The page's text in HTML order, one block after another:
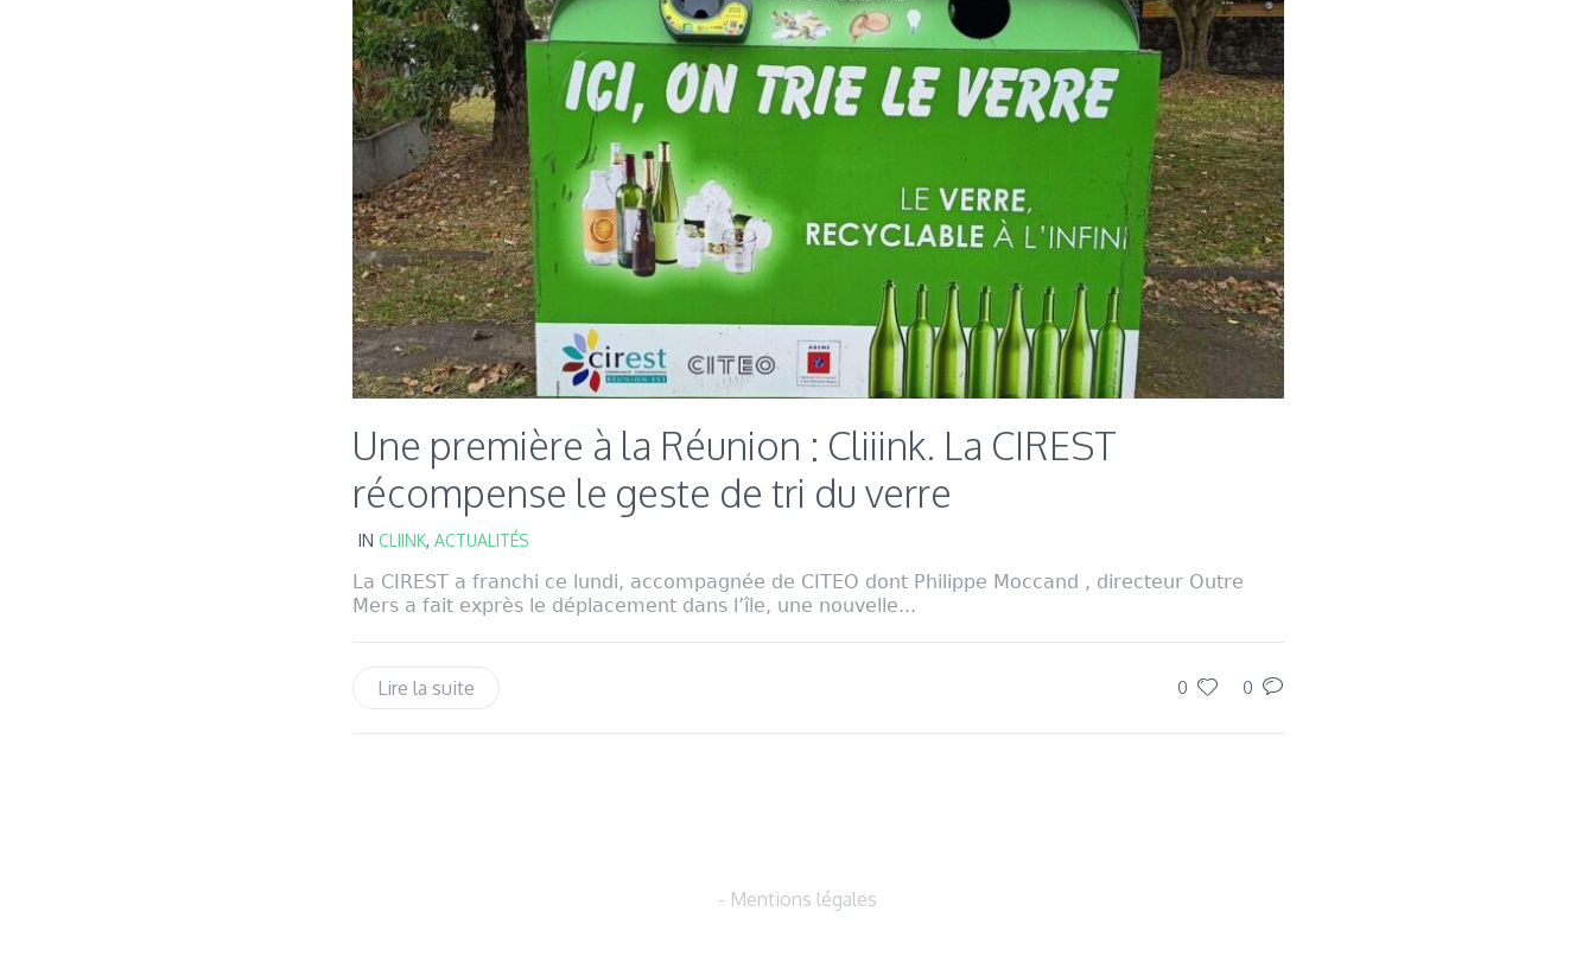
Une première à la Réunion : Cliiink. La CIREST
récompense le geste de tri du verre
IN CLIINK, ACTUALITÉS
La CIREST a franchi ce lundi, accompagnée de CITEO dont Philippe Moccand , directeur Outre
Mers a fait exprès le déplacement dans l’île, une nouvelle...
0 0
Lire la suite
- Mentions légales